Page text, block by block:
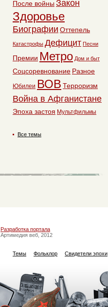
После войны Закон
Здоровье
Биографии Оттепель
Катастрофы Дефицит Песни
Премии Метро Дом и быт
Соцсоревнование Разное
Юбилеи ВОВ Терроризм
Война в Афганистане
Эпоха застоя Мультфильмы
Все темы
Разработка портала
Артимедия веб, 2012
Темы Фольклор Свидетели эпохи